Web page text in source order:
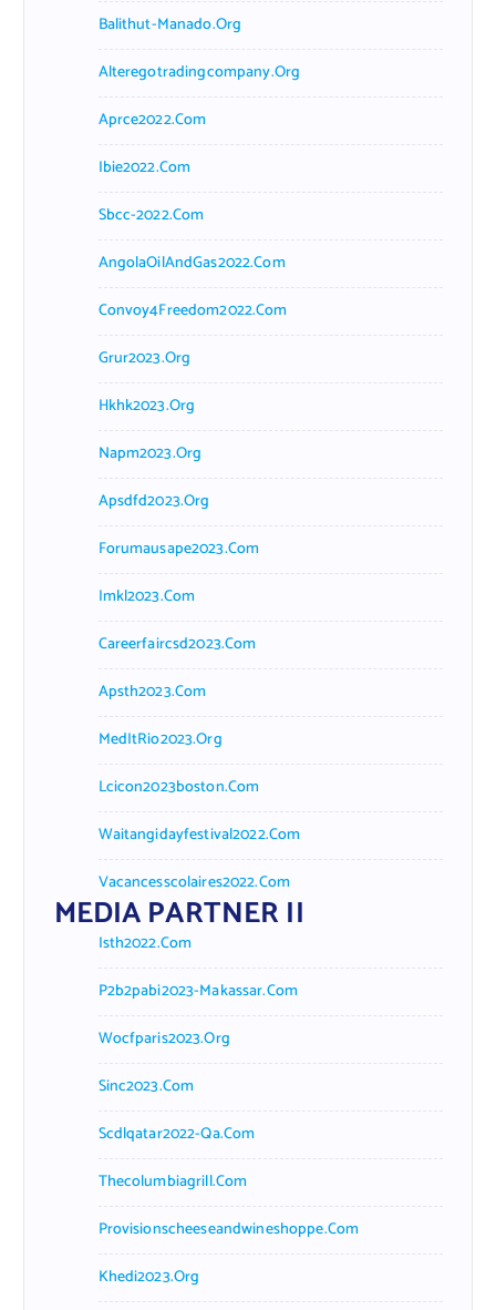
Balithut-Manado.org
Alteregotradingcompany.org
Aprce2022.com
Ibie2022.com
Sbcc-2022.com
AngolaOilAndGas2022.com
Convoy4Freedom2022.com
Grur2023.org
Hkhk2023.org
Napm2023.org
Apsdfd2023.org
Forumausape2023.com
Imkl2023.com
Careerfaircsd2023.com
Apsth2023.com
MedItRio2023.org
Lcicon2023boston.com
Waitangidayfestival2022.com
Vacancesscolaires2022.com
MEDIA PARTNER II
Isth2022.com
P2b2pabi2023-Makassar.com
Wocfparis2023.org
Sinc2023.com
Scdlqatar2022-Qa.com
Thecolumbiagrill.com
Provisionscheeseandwineshoppe.com
Khedi2023.org